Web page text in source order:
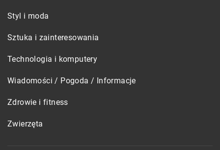
Styl i moda
Sztuka i zainteresowania
Technologia i komputery
Wiadomości / Pogoda / Informacje
Zdrowie i fitness
Zwierzęta